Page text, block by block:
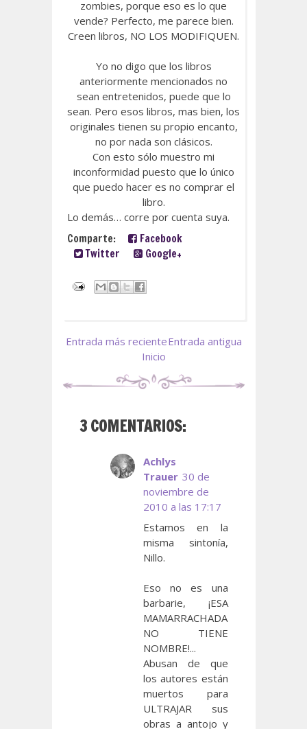
zombies, porque eso es lo que
vende? Perfecto, me parece bien.
Creen libros, NO LOS MODIFIQUEN.
Yo no digo que los libros
anteriormente mencionados no
sean entretenidos, puede que lo
sean. Pero esos libros, mas bien, los
originales tienen su propio encanto,
no por nada son clásicos.
Con esto sólo muestro mi
inconformidad puesto que lo único
que puedo hacer es no comprar el
libro.
Lo demás… corre por cuenta suya.
Comparte:
Facebook
Twitter
Google+
Entrada más recienteEntrada antigua
Inicio
3 COMENTARIOS:
Achlys
Trauer 30 de
noviembre de
2010 a las 17:17
Estamos en la
misma sintonía,
Nillo.
Eso no es una
barbarie, ¡ESA
MAMARRACHADA
NO TIENE
NOMBRE!...
Abusan de que
los autores están
muertos para
ULTRAJAR sus
obras a antojo y